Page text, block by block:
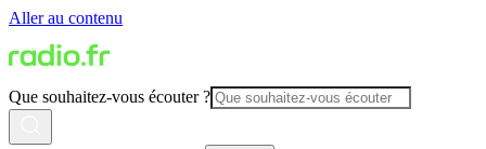
Aller au contenu
Que souhaitez-vous écouter ?